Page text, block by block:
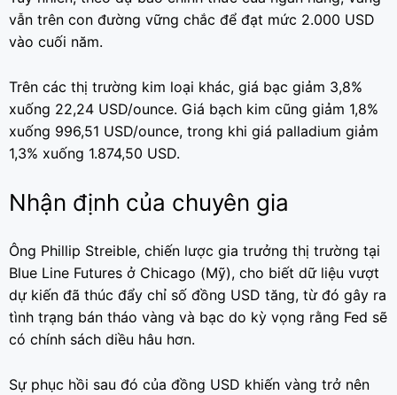
vẫn trên con đường vững chắc để đạt mức 2.000 USD
vào cuối năm.
Trên các thị trường kim loại khác, giá bạc giảm 3,8%
xuống 22,24 USD/ounce. Giá bạch kim cũng giảm 1,8%
xuống 996,51 USD/ounce, trong khi giá palladium giảm
1,3% xuống 1.874,50 USD.
Nhận định của chuyên gia
Ông Phillip Streible, chiến lược gia trưởng thị trường tại
Blue Line Futures ở Chicago (Mỹ), cho biết dữ liệu vượt
dự kiến ​​đã thúc đẩy chỉ số đồng USD tăng, từ đó gây ra
tình trạng bán tháo vàng và bạc do kỳ vọng rằng Fed sẽ
có chính sách diều hâu hơn.
Sự phục hồi sau đó của đồng USD khiến vàng trở nên